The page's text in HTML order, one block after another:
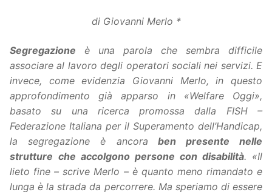
di Giovanni Merlo *
Segregazione è una parola che sembra difficile
associare al lavoro degli operatori sociali nei servizi. E
invece, come evidenzia Giovanni Merlo, in questo
approfondimento già apparso in «Welfare Oggi»,
basato su una ricerca promossa dalla FISH –
Federazione Italiana per il Superamento dell’Handicap,
la segregazione è ancora ben presente nelle
strutture che accolgono persone con disabilità. «Il
lieto fine – scrive Merlo – è quanto meno rimandato e
lunga è la strada da percorrere. Ma speriamo di essere